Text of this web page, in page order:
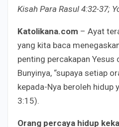
Kisah Para Rasul 4:32-37;
Katolikana.com – Ayat
yang kita baca
penting percakapan Yesus
Bunyinya, “supaya setiap
kepada-Nya beroleh hidup
3:15).
Orang percaya hidup